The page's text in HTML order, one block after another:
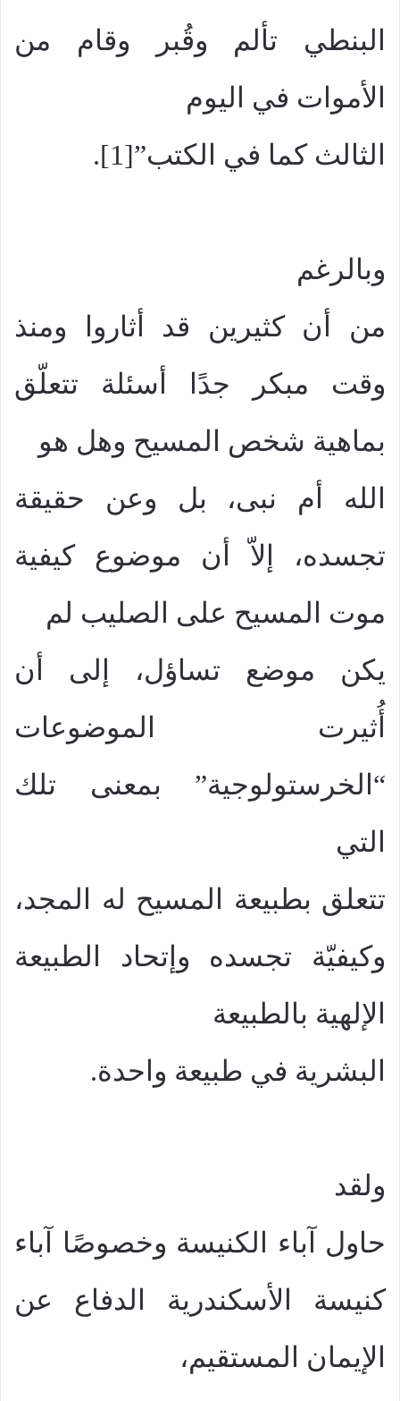
البنطي تألم وقُبر وقام من
الأموات في اليوم
الثالث كما في الكتب”[1].
وبالرغم
من أن كثيرين قد أثاروا ومنذ
وقت مبكر جدًا أسئلة تتعلّق
بماهية شخص المسيح وهل هو
الله أم نبى، بل وعن حقيقة
تجسده، إلاّ أن موضوع كيفية
موت المسيح على الصليب لم
يكن موضع تساؤل، إلى أن
أُثيرت الموضوعات
“الخرستولوجية” بمعنى تلك
التي
تتعلق بطبيعة المسيح له المجد،
وكيفيّة تجسده وإتحاد الطبيعة
الإلهية بالطبيعة
البشرية في طبيعة واحدة.
ولقد
حاول آباء الكنيسة وخصوصًا آباء
كنيسة الأسكندرية الدفاع عن
الإيمان المستقيم،